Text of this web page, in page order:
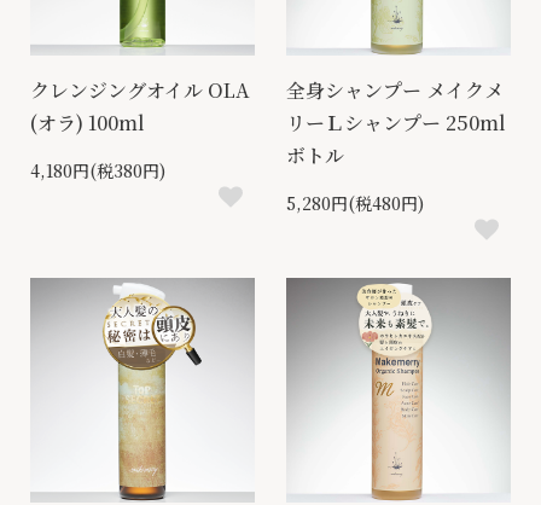
クレンジングオイル OLA
(オラ) 100ml
4,180円(税380円)
全身シャンプー メイクメ
リーＬシャンプー 250ml
ボトル
5,280円(税480円)